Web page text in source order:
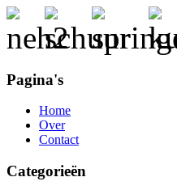
Pagina's
Home
Over
Contact
Categorieën